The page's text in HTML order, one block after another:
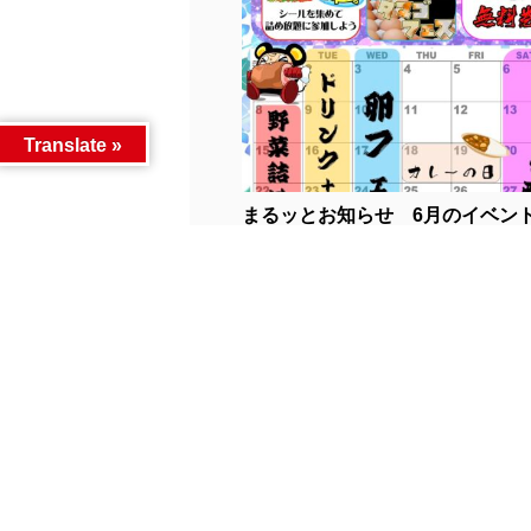
まるッとお知らせ 6月のイベン
Translate »